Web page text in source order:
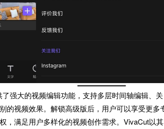
强大的视频编辑功能，支持多层时间轴编辑、关
的视频效果。解锁高级版后，用户可以享受更多
，满足用户多样化的视频创作需求。VivaCut以其